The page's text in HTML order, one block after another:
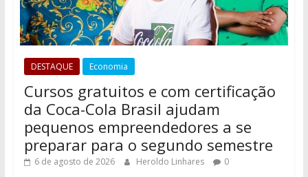
DESTAQUE Economia
Cursos gratuitos e com certificação
da Coca-Cola Brasil ajudam
pequenos empreendedores a se
preparar para o segundo semestre
6 de agosto de 2026 Heroldo Linhares 0